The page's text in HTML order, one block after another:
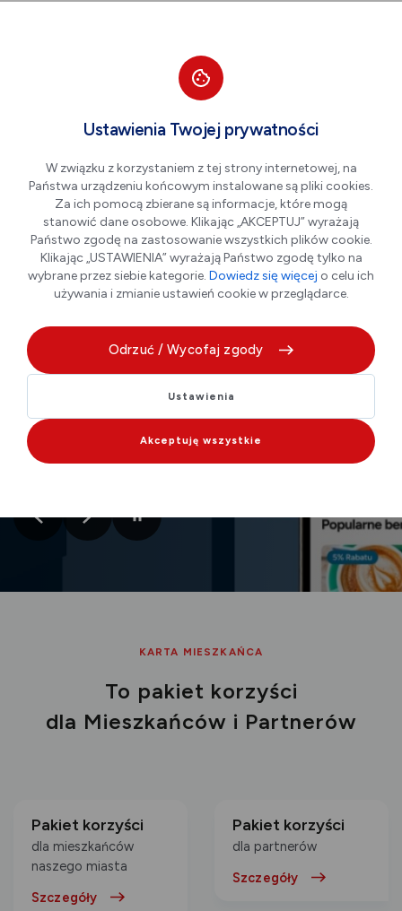
Dołącz do programu Płońska
Karta Mieszkańca
Czytaj więcej
Następny
Poprzedni
Slajder
Pakiet korzyści
dla mieszkańców
naszego miasta
Szczegóły
KARTA MIESZKAŃCA
To pakiet korzyści
dla Mieszkańców i Partnerów
Pakiet korzyści
dla partnerów
Szczegóły
Ustawienia Twojej prywatności
W związku z korzystaniem z tej strony internetowej, na
Państwa urządzeniu końcowym instalowane są pliki cookies.
Za ich pomocą zbierane są informacje, które mogą
stanowić dane osobowe. Klikając „AKCEPTUJ” wyrażają
Państwo zgodę na zastosowanie wszystkich plików cookie.
Klikając „USTAWIENIA” wyrażają Państwo zgodę tylko na
wybrane przez siebie kategorie. Dowiedz się więcej o celu ich
używania i zmianie ustawień cookie w przeglądarce.
Odrzuć / Wycofaj zgody
Ustawienia
Akceptuję wszystkie